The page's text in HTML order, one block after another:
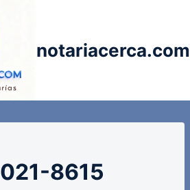
notariacerca.com
8615